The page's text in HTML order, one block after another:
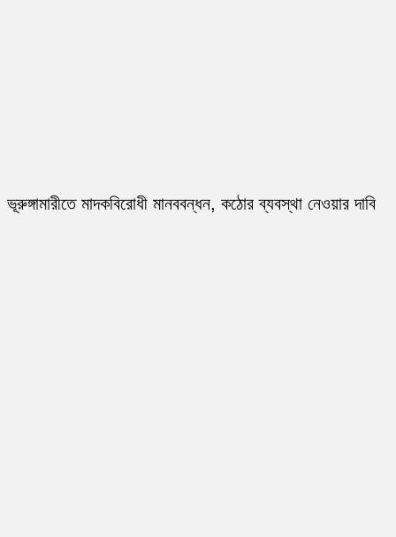
ভূরুঙ্গামারীতে মাদকবিরোধী মানববন্ধন, কঠোর ব্যবস্থা নেওয়ার দাবি